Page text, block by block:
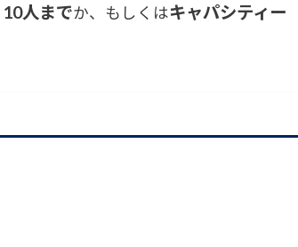
10人までか、もしくはキャパシティー